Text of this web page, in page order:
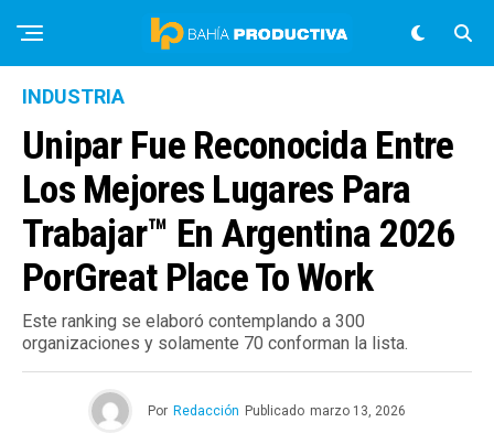
INDUSTRIA
Unipar Fue Reconocida Entre
Los Mejores Lugares Para
Trabajar™ En Argentina 2026
PorGreat Place To Work
Este ranking se elaboró contemplando a 300
organizaciones y solamente 70 conforman la lista.
Por Redacción Publicado marzo 13, 2026